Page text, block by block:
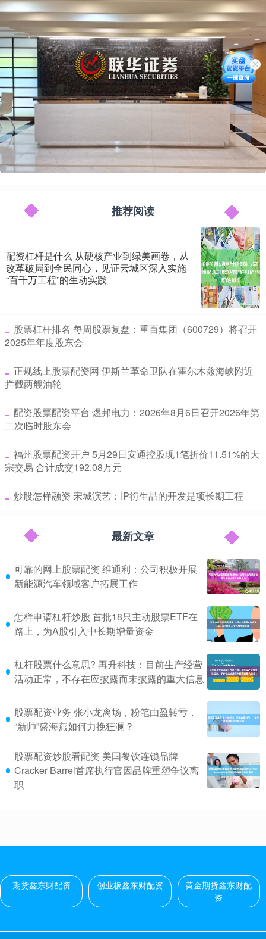
推荐阅读
配资杠杆是什么 从硬核产业到绿美画卷，从
改革破局到全民同心，见证云城区深入实施
“百千万工程”的生动实践
​股票杠杆排名 每周股票复盘：重百集团（600729）将召开
2025年年度股东会
​正规线上股票配资网 伊斯兰革命卫队在霍尔木兹海峡附近
拦截两艘油轮
​配资股票配资平台 煜邦电力：2026年8月6日召开2026年第
二次临时股东会
​福州股票配资开户 5月29日安通控股现1笔折价11.51%的大
宗交易 合计成交192.08万元
​炒股怎样融资 宋城演艺：IP衍生品的开发是项长期工程
最新文章
可靠的网上股票配资 维通利：公司积极开展
新能源汽车领域客户拓展工作
怎样申请杠杆炒股 首批18只主动股票ETF在
路上，为A股引入中长期增量资金
杠杆股票什么意思? 再升科技：目前生产经营
活动正常，不存在应披露而未披露的重大信息
股票配资业务 张小龙离场，粉笔由盈转亏，
“新帅”盛海燕如何力挽狂澜？
股票配资炒股看配资 美国餐饮连锁品牌
Cracker Barrel首席执行官因品牌重塑争议离
职
期货鑫东财配资 创业板鑫东财配资
黄金期货鑫东财配
资